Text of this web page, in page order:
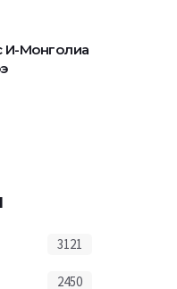
И-Монголиа
3121
2450